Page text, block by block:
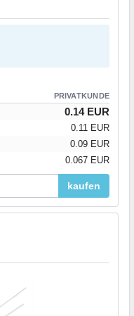
PRIVATKUNDE
0.14 EUR
0.11 EUR
0.09 EUR
0.067 EUR
kaufen